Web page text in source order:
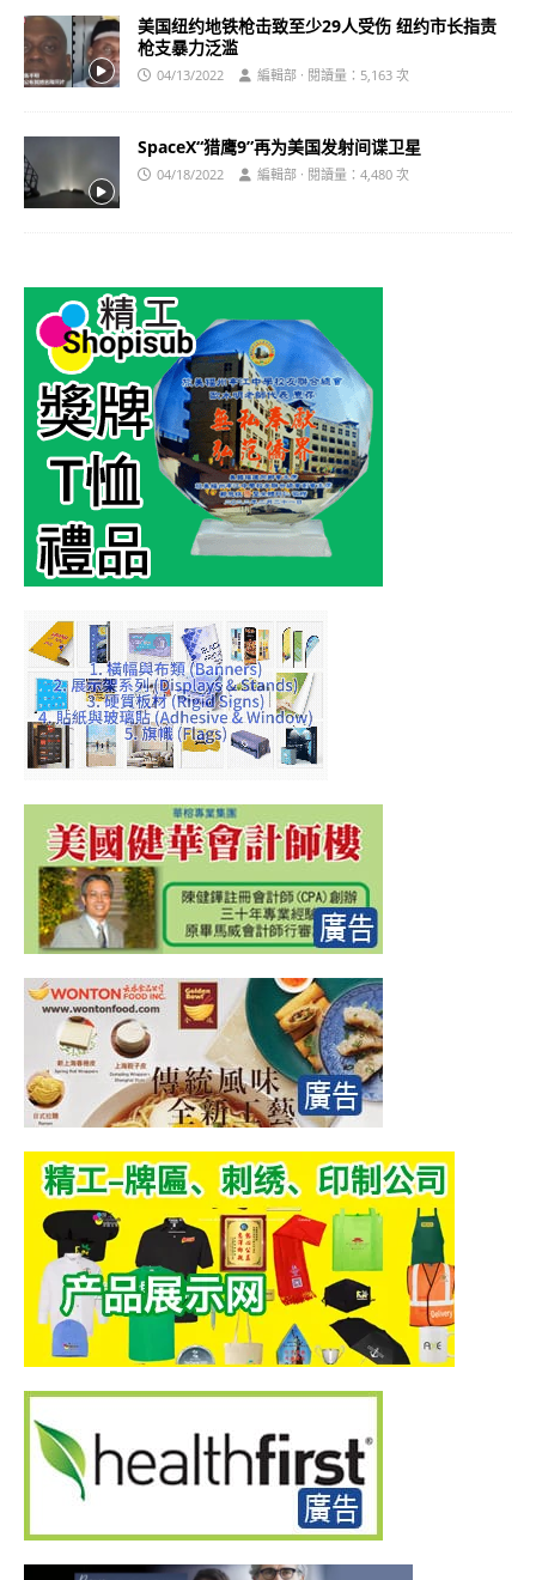
美国纽约地铁枪击致至少29人受伤 纽约市长指责
枪支暴力泛滥
04/13/2022 編輯部 · 閱讀量：5,163 次
SpaceX“猎鹰9”再为美国发射间谍卫星
04/18/2022 編輯部 · 閱讀量：4,480 次